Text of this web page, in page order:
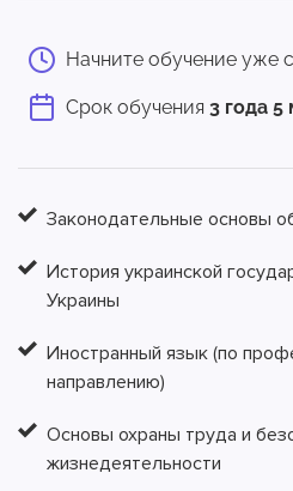
Начните обучение уже с
Срок обучения 3 года 5
Законодательные основы
История украинской
Украины
Иностранный язык (по
направлению)
Основы охраны труда и
жизнедеятельности